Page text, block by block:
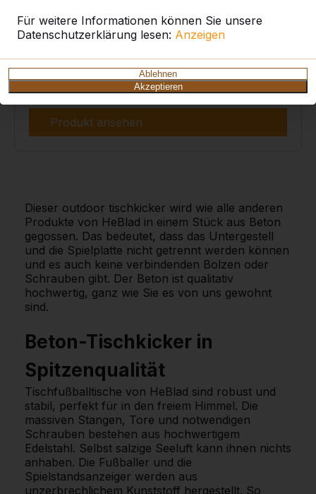
Für weitere Informationen können Sie unsere
Datenschutzerklärung lesen: Anzeigen
Ablehnen
Akzeptieren
€ 900,00 exkl. MwSt.
Eine Variante auswählen:
Produkt ansehen
Dieser outdoor tischkicker wird wie alle anderen
Produkte von HeBlad in einem Stück aus Beton
gegossen. Das bedeutet, dass das Untergestell
und die Spielplatte nicht getrennt werden können
und es auch keine verbindenden Bolzen oder
Schrauben gibt. Der Beton ist qualitativ
hochwertig, ganz wie Sie es von uns gewohnt
sind.
Beton-Tischkicker in
Spitzenqualität
Tischfußballtische von HeBlad sind robust und
stabil, perfekt für in den freiem Himmel. Die
massiven Stangen, Tore und notwendigen
Schrauben bestehen aus hochwertigem
Edelstahl. Selbst salzige Seeluft kann ihnen nichts
anhaben. Die Fußballer und die
Spielstandsanzeiger werden aus
unzerbrechlichem Kunststoff hergestellt. So